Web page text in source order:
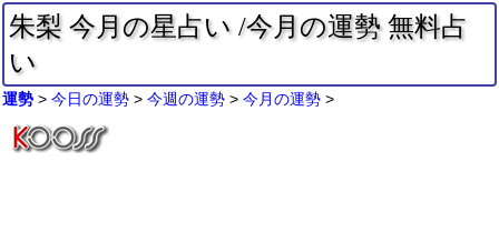
朱梨 今月の星占い /今月の運勢 無料占
い
運勢 今日の運勢 今週の運勢 今月の運勢